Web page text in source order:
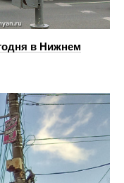
в Нижнем